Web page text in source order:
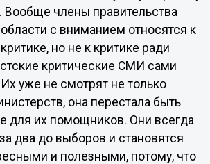
Вообще члены правительства
с вниманием относятся к
но не к критике ради
критические СМИ сами
уже не смотрят не только
она перестала быть
для их помощников. Они всегда
два до выборов и становятся
и полезными, потому, что